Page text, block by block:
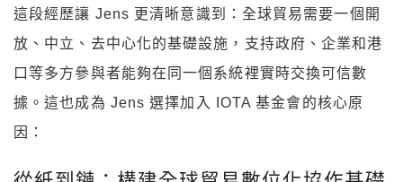
這段經歷讓 Jens 更清晰意識到：全球貿易需要一個開
放、中立、去中心化的基礎設施，支持政府、企業和港
口等多方參與者能夠在同一個系統裡實時交換可信數
據。這也成為 Jens 選擇加入 IOTA 基金會的核心原
因：